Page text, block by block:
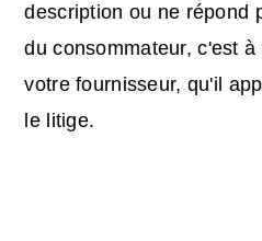
description ou ne répond
du consommateur, c'est
votre fournisseur, qu'il
le litige.